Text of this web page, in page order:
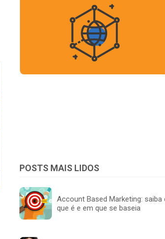
POSTS MAIS LIDOS
Account Based Marketing: saiba
que é e em que se baseia